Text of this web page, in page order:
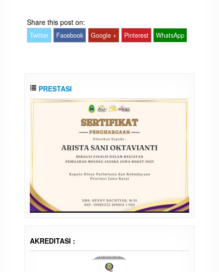
Share this post on:
Twitter Facebook Google + Pinterest WhatsApp
PRESTASI
AKREDITASI :